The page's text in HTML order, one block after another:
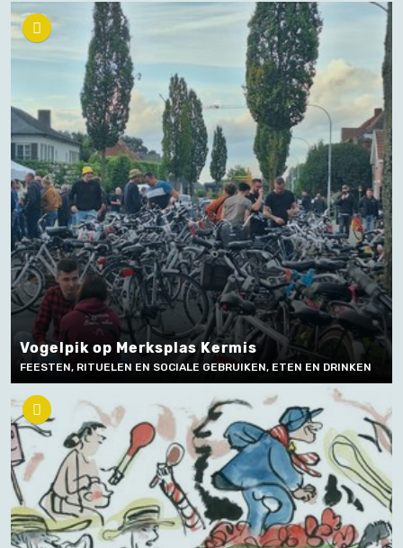
Vogelpik op Merksplas Kermis
FEESTEN, RITUELEN EN SOCIALE GEBRUIKEN, ETEN EN DRINKEN